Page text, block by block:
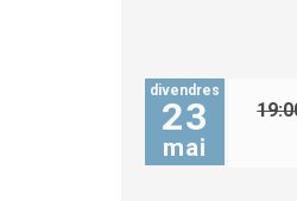
divendres
23
mai